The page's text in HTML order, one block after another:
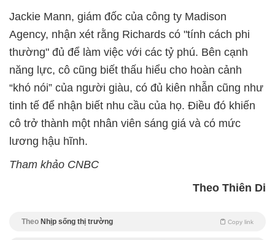
Jackie Mann, giám đốc của công ty Madison
Agency, nhận xét rằng Richards có "tính cách phi
thường" đủ để làm việc với các tỷ phú. Bên cạnh
năng lực, cô cũng biết thấu hiểu cho hoàn cảnh
“khó nói” của người giàu, có đủ kiên nhẫn cũng như
tinh tế để nhận biết nhu cầu của họ. Điều đó khiến
cô trở thành một nhân viên sáng giá và có mức
lương hậu hĩnh.
Tham khảo CNBC
Theo Thiên Di
Theo Nhịp sống thị trường Copy link